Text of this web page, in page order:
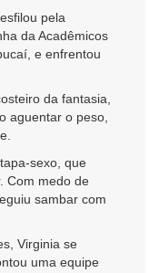
pela
da Acadêmicos
, e enfrentou
da fantasia,
aguentar o peso,
sexo, que
Com medo de
sambar com
Virginia se
uma equipe